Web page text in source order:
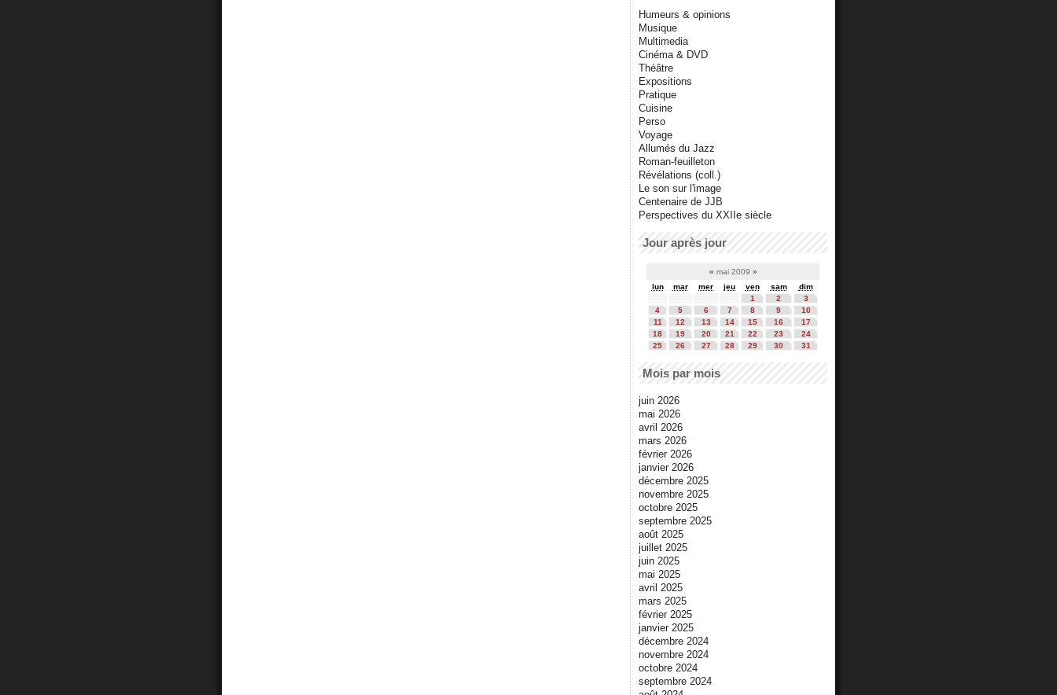
Humeurs & opinions
Musique
Multimedia
Cinéma & DVD
Théâtre
Expositions
Pratique
Cuisine
Perso
Voyage
Allumés du Jazz
Roman-feuilleton
Révélations (coll.)
Le son sur l'image
Centenaire de JJB
Perspectives du XXIIe siècle
Jour après jour
« mai 2009 »
lun
mar mer jeu ven sam
dim
1
2
3
4
5 6 7 8 9
10
11
12 13 14 15 16
17
18
19 20 21 22 23
24
25
26 27 28 29 30 31
Mois par mois
juin 2026
mai 2026
avril 2026
mars 2026
février 2026
janvier 2026
décembre 2025
novembre 2025
octobre 2025
septembre 2025
août 2025
juillet 2025
juin 2025
mai 2025
avril 2025
mars 2025
février 2025
janvier 2025
décembre 2024
novembre 2024
octobre 2024
septembre 2024